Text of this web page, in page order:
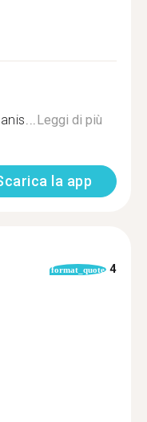
Leggi di più
la app
format_quote 4